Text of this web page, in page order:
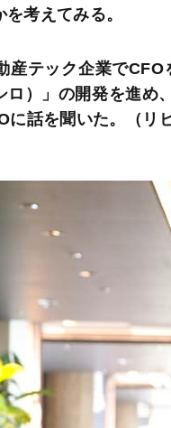
考えてみる。
産テック企業で
）」の開発を進め
に話を聞いた。（リ